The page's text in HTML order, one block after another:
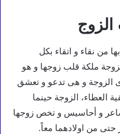
من نقاء و اتقاء بكل
ملكة قلب زوجها و هو
الزوجة و هى تدعو و تعشق
العطاء، الزوجة حينما
و أحاسيس و تخص زوجها
حتى من اولادهما معاً.